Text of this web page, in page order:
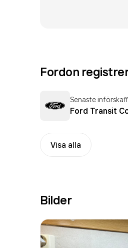
Fordon
Senaste
Ford Transit
Visa alla
Bilder